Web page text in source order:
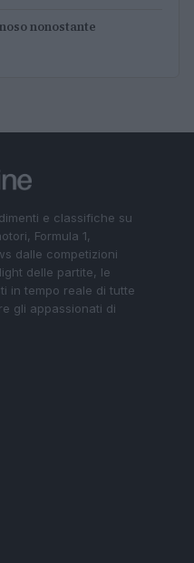
nonostante
e classifiche su
Formula 1,
dalle competizioni
delle partite, le
in tempo reale di tutte
gli appassionati di